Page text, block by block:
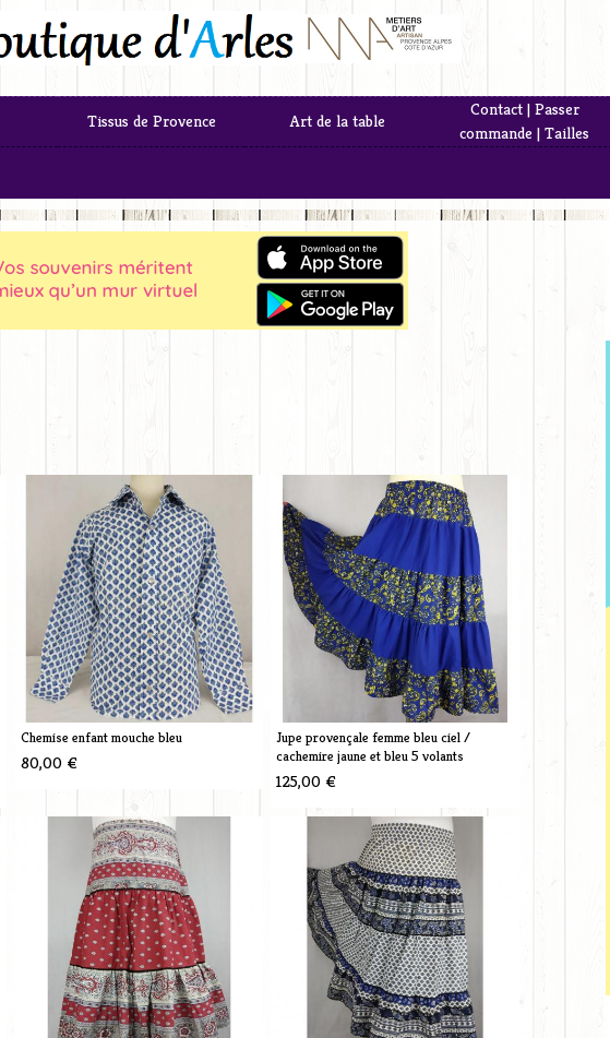
Tissus de Provence Art de la table
Contact | Passer
commande | Tailles
Chemise enfant mouche bleu
80,00 €
Jupe provençale femme bleu ciel /
cachemire jaune et bleu 5 volants
125,00 €